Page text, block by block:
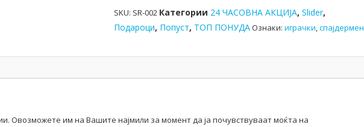
SKU: SR-002 Категории 24 ЧАСОВНА АКЦИЈА,Slider,
Подароци, Попуст, ТОП ПОНУДАОзнаки:играчки,спајдермен
Овозможете им на Вашите најмили за момент да ја почувствуваат моќта на